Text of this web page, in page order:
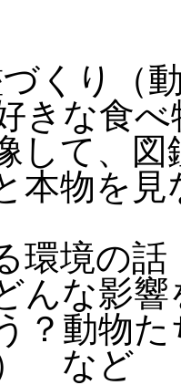
づくり（
きな食べ
して、図
本物を
環境の
んな影
？動物た
など